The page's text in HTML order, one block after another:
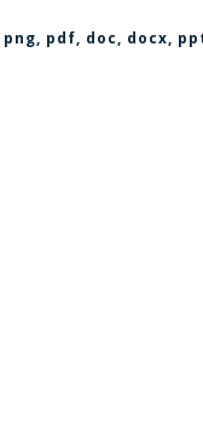
pdf, doc, docx,